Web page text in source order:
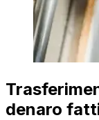
denaro